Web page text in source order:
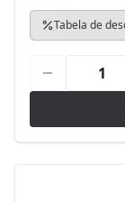
Tabela de